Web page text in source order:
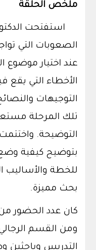
ملخص الحلقة
استفتحت
الصعوبات التي
عند اختيار موضوع
الأخطاء التي يقع
التوجيهات
تلك المرحلة
التوضيحة.
بتوضيح كيفية
للخطة والأساليب
بحث مميزة.
التدريس وباحثين